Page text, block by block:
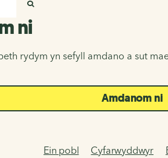
ni
rydym yn sefyll amdano a sut
Amdanom ni
Ein pobl Cyfarwyddwyr